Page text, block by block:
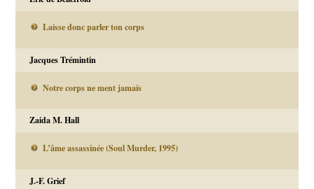
Laisse donc parler ton corps
Jacques Trémintin
Notre corps ne ment jamais
Zaida M. Hall
L’âme assassinée (Soul Murder, 1995)
J.-F. Grief